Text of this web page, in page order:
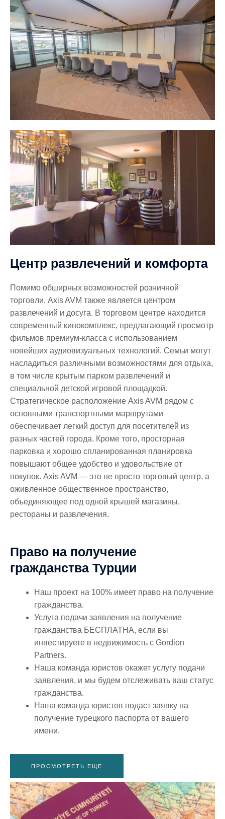
Центр развлечений и комфорта
Помимо обширных возможностей розничной
торговли, Axis AVM также является центром
развлечений и досуга. В торговом центре находится
современный кинокомплекс, предлагающий просмотр
фильмов премиум-класса с использованием
новейших аудиовизуальных технологий. Семьи могут
насладиться различными возможностями для отдыха,
в том числе крытым парком развлечений и
специальной детской игровой площадкой.
Стратегическое расположение Axis AVM рядом с
основными транспортными маршрутами
обеспечивает легкий доступ для посетителей из
разных частей города. Кроме того, просторная
парковка и хорошо спланированная планировка
повышают общее удобство и удовольствие от
покупок. Axis AVM — это не просто торговый центр, а
оживленное общественное пространство,
объединяющее под одной крышей магазины,
рестораны и развлечения.
Право на получение
гражданства Турции
Наш проект на 100% имеет право на получение
гражданства.
Услуга подачи заявления на получение
гражданства БЕСПЛАТНА, если вы
инвестируете в недвижимость с Gordion
Partners.
Наша команда юристов окажет услугу подачи
заявления, и мы будем отслеживать ваш статус
гражданства.
Наша команда юристов подаст заявку на
получение турецкого паспорта от вашего
имени.
ПРОСМОТРЕТЬ ЕЩЕ